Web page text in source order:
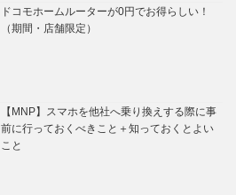
ドコモホームルーターが0円でお得らしい！
（期間・店舗限定）
【MNP】スマホを他社へ乗り換えする際に事
前に行っておくべきこと＋知っておくとよい
こと